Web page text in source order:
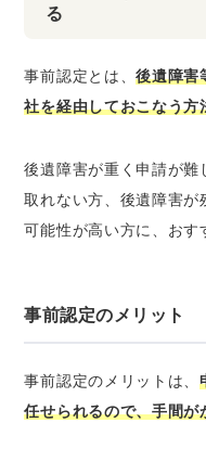
る
事前認定とは、後遺障害
社を経由しておこなう方
後遺障害が重く申請が
取れない方、後遺障害が
可能性が高い方に、おす
事前認定のメリット
事前認定のメリットは、
任せられるので、手間が